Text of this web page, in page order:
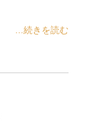
...続きを読む